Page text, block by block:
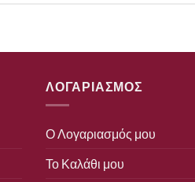
ΛΟΓΑΡΙΑΣΜΟΣ
Ο Λογαριασμός μου
Το Καλάθι μου